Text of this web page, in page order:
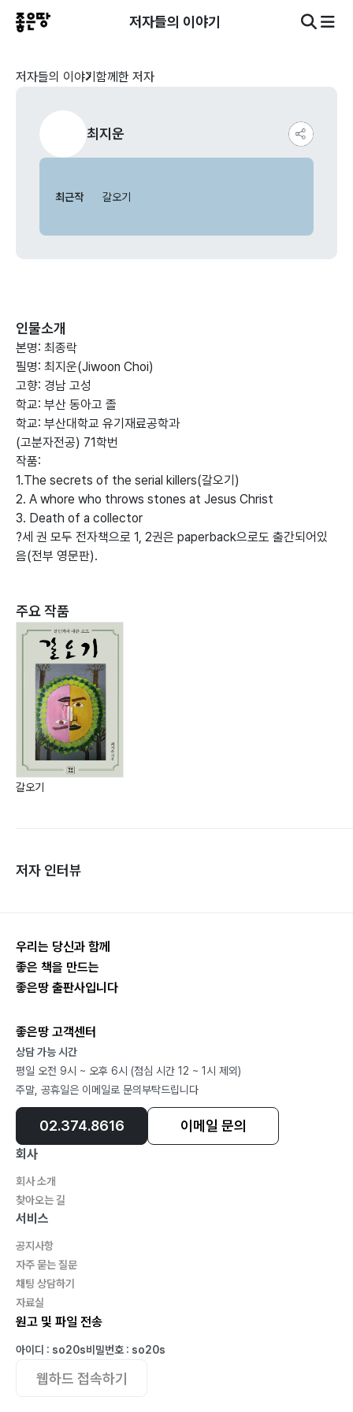
저자들의 이야기
저자들의 이야기 함께한 저자
최지운
최근작 갈오기
인물소개
본명: 최종락
필명: 최지운(Jiwoon Choi)
고향: 경남 고성
학교: 부산 동아고 졸
학교: 부산대학교 유기재료공학과
(고분자전공) 71학번
작품:
1.The secrets of the serial killers(갈오기)
2. A whore who throws stones at Jesus Christ
3. Death of a collector
?세 권 모두 전자책으로 1, 2권은 paperback으로도 출간되어있
음(전부 영문판).
주요 작품
갈오기
저자 인터뷰
우리는 당신과 함께
좋은 책을 만드는
좋은땅 출판사입니다
좋은땅 고객센터
상담 가능 시간
평일 오전 9시 ~ 오후 6시 (점심 시간 12 ~ 1시 제외)
주말, 공휴일은 이메일로 문의부탁드립니다
02.374.8616 이메일 문의
회사
회사 소개
찾아오는 길
서비스
공지사항
자주 묻는 질문
채팅 상담하기
자료실
원고 및 파일 전송
아이디 : so20s비밀번호 : so20s
웹하드 접속하기